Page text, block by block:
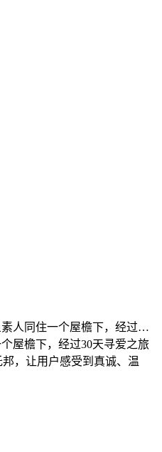
素人同住一个屋檐下，经过…
屋檐下，经过30天寻爱之旅
，让用户感受到真诚、温